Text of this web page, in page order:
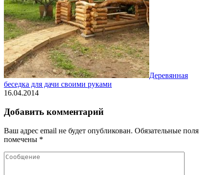
Деревянная
беседка для дачи своими руками
16.04.2014
Добавить комментарий
Ваш адрес email не будет опубликован. Обязательные поля
помечены *